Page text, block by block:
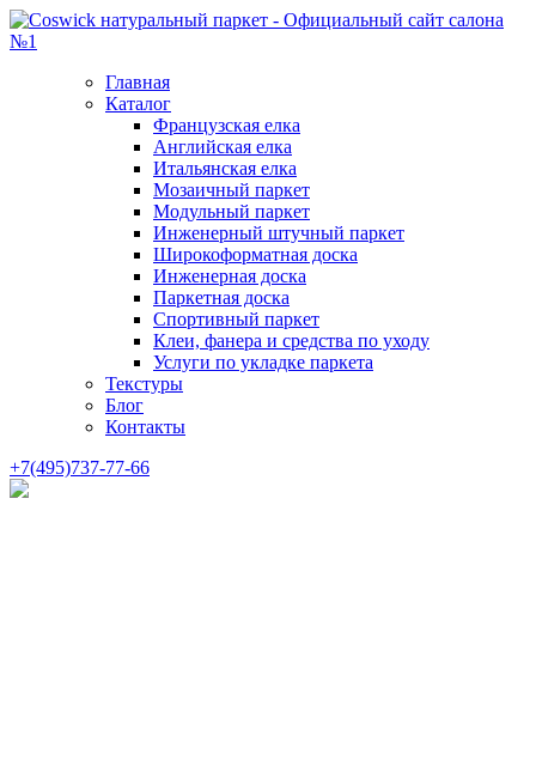
Главная
Каталог
Французская елка
Английская елка
Итальянская елка
Мозаичный паркет
Модульный паркет
Инженерный штучный паркет
Широкоформатная доска
Инженерная доска
Паркетная доска
Спортивный паркет
Клеи, фанера и средства по уходу
Услуги по укладке паркета
Текстуры
Блог
Контакты
+7(495)737-77-66